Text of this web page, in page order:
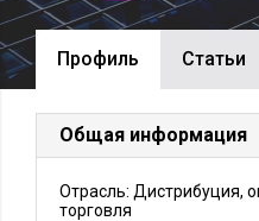
Профиль Cтатьи
Общая информация
Отрасль: Дистрибуция,
торговля